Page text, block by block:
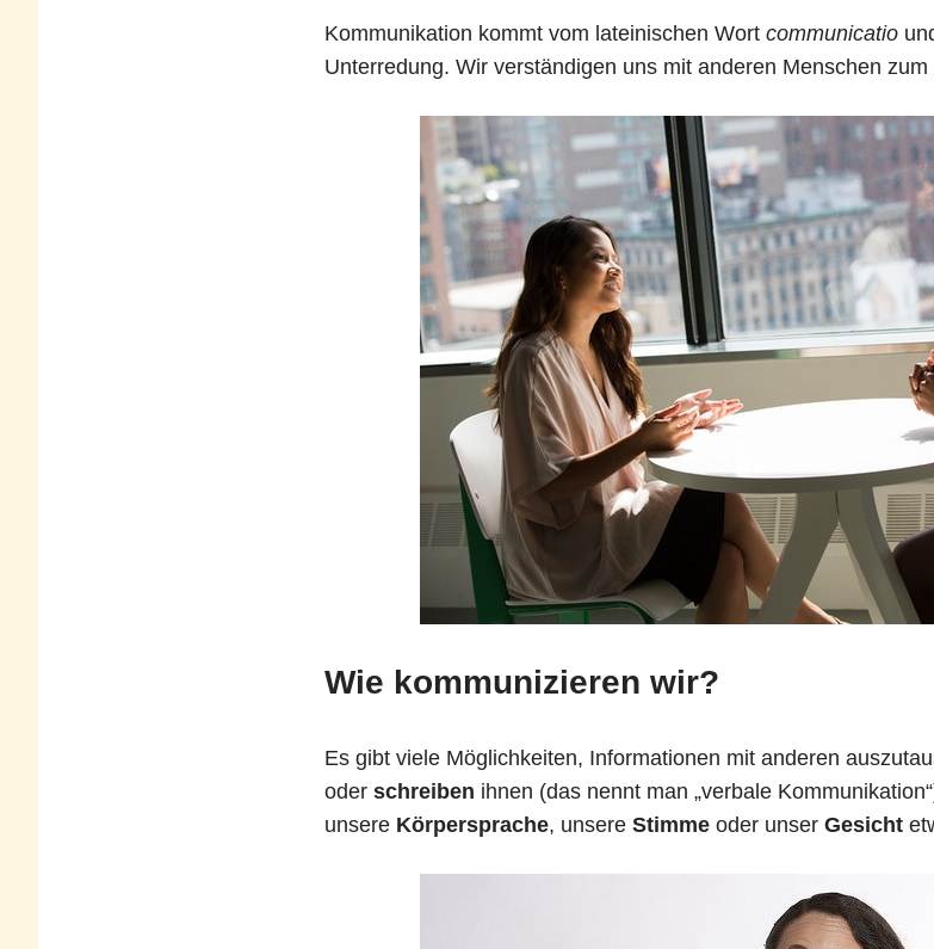
Kommunikation kommt vom lateinischen Wort communicatio
Unterredung. Wir verständigen uns mit anderen Menschen
Wie kommunizieren wir?
Es gibt viele Möglichkeiten, Informationen mit anderen
oder schreiben ihnen (das nennt man „verbale
unsere Körpersprache, unsere Stimme oder unser Gesicht